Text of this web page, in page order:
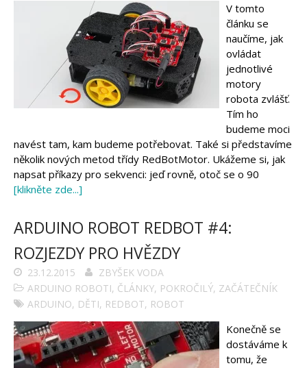
V tomto
článku se
naučíme, jak
ovládat
jednotlivé
motory
robota zvlášť.
Tím ho
budeme moci
navést tam, kam budeme potřebovat. Také si představíme
několik nových metod třídy RedBotMotor. Ukážeme si, jak
napsat příkazy pro sekvenci: jeď rovně, otoč se o 90
[klikněte zde...]
ARDUINO ROBOT REDBOT #4:
ROZJEZDY PRO HVĚZDY
23.12.2015
ZBYŠEK VODA
ARDUINO ROBOTI, ČLÁNKY, POKROČILÝ, ZAČÁTEČNÍK
ARDUINO, DĚTI, REDBOT, ROBOT
Konečně se
dostáváme k
tomu, že